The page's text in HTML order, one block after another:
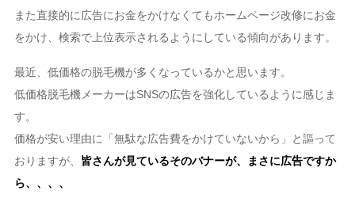
また直接的に広告にお金をかけなくてもホームページ改修にお金
をかけ、検索で上位表示されるようにしている傾向があります。
最近、低価格の脱毛機が多くなっているかと思います。
低価格脱毛機メーカーはSNSの広告を強化しているように感じま
す。
価格が安い理由に「無駄な広告費をかけていないから」と謳って
おりますが、 皆さんが見ているそのバナーが、まさに広告ですか
ら、、、、